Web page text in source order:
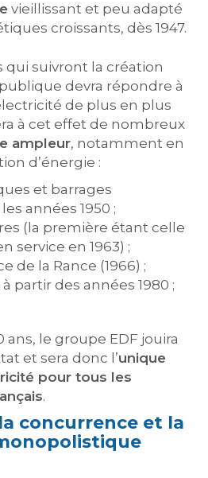
vieillissant et peu adapté
croissants, dès 1947.
qui suivront la création
publique devra répondre à
de plus en plus
à cet effet de nombreux
ampleur, notamment en
d’énergie :
et barrages
années 1950 ;
(la première étant celle
service en 1963) ;
de la Rance (1966) ;
partir des années 1980 ;
le groupe EDF jouira
et sera donc l’unique
pour tous les
.
concurrence et la